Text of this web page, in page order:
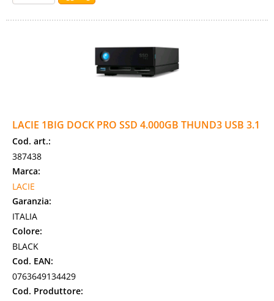
LACIE 1BIG DOCK PRO SSD 4.000GB THUND3 USB 3.1
Cod. art.:
387438
Marca:
LACIE
Garanzia:
ITALIA
Colore:
BLACK
Cod. EAN:
0763649134429
Cod. Produttore: